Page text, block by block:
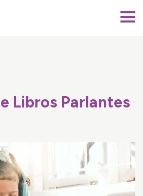
Libros Parlantes